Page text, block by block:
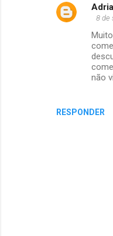
RESPONDER
8 de
não